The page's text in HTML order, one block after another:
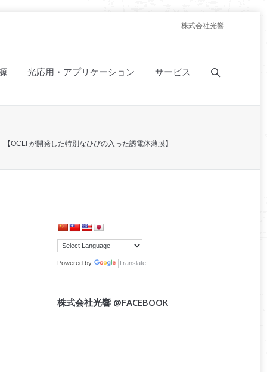
株式会社光響
光応用・アプリケーション サービス
【OCLI が開発した特別なひびの入った誘電体薄膜】
Powered by Translate
株式会社光響 @FACEBOOK